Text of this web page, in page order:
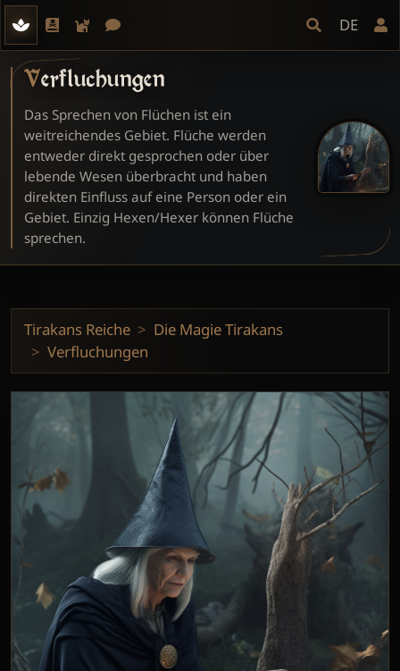
DE
Verfluchungen
Das Sprechen von Flüchen ist ein
weitreichendes Gebiet. Flüche werden
entweder direkt gesprochen oder über
lebende Wesen überbracht und haben
direkten Einfluss auf eine Person oder ein
Gebiet. Einzig Hexen/Hexer können Flüche
sprechen.
Tirakans Reiche
Die Magie Tirakans
Verfluchungen